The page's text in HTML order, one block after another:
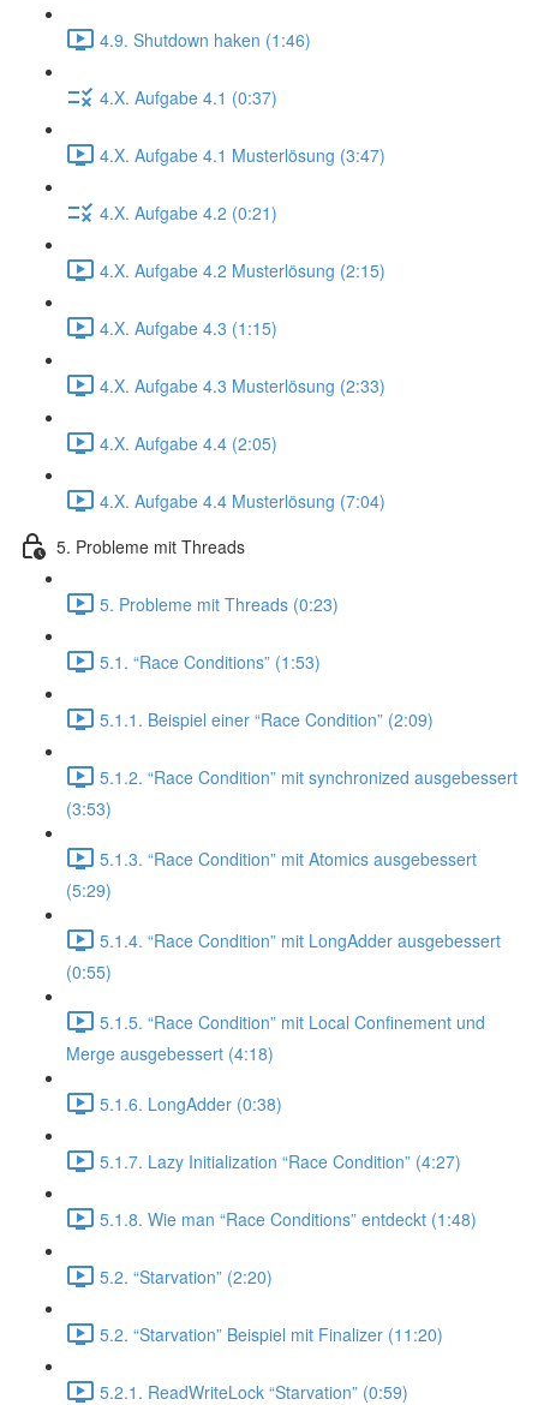
4.9. Shutdown haken (1:46)
4.X. Aufgabe 4.1 (0:37)
4.X. Aufgabe 4.1 Musterlösung (3:47)
4.X. Aufgabe 4.2 (0:21)
4.X. Aufgabe 4.2 Musterlösung (2:15)
4.X. Aufgabe 4.3 (1:15)
4.X. Aufgabe 4.3 Musterlösung (2:33)
4.X. Aufgabe 4.4 (2:05)
4.X. Aufgabe 4.4 Musterlösung (7:04)
5. Probleme mit Threads
5. Probleme mit Threads (0:23)
5.1. “Race Conditions” (1:53)
5.1.1. Beispiel einer “Race Condition” (2:09)
5.1.2. “Race Condition” mit synchronized ausgebessert
(3:53)
5.1.3. “Race Condition” mit Atomics ausgebessert
(5:29)
5.1.4. “Race Condition” mit LongAdder ausgebessert
(0:55)
5.1.5. “Race Condition” mit Local Confinement und
Merge ausgebessert (4:18)
5.1.6. LongAdder (0:38)
5.1.7. Lazy Initialization “Race Condition” (4:27)
5.1.8. Wie man “Race Conditions” entdeckt (1:48)
5.2. “Starvation” (2:20)
5.2. “Starvation” Beispiel mit Finalizer (11:20)
5.2.1. ReadWriteLock “Starvation” (0:59)